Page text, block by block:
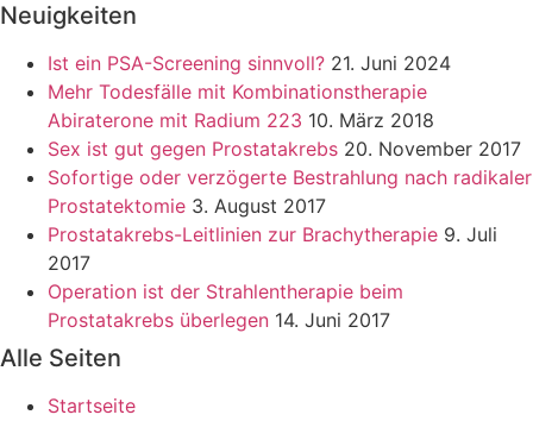
Neuigkeiten
Ist ein PSA-Screening sinnvoll? 21. Juni 2024
Mehr Todesfälle mit Kombinationstherapie
Abiraterone mit Radium 223 10. März 2018
Sex ist gut gegen Prostatakrebs 20. November 2017
Sofortige oder verzögerte Bestrahlung nach radikaler
Prostatektomie 3. August 2017
Prostatakrebs-Leitlinien zur Brachytherapie 9. Juli
2017
Operation ist der Strahlentherapie beim
Prostatakrebs überlegen 14. Juni 2017
Alle Seiten
Startseite